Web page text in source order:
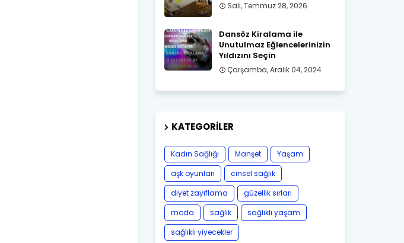
Salı, Temmuz 28, 2026
Dansöz Kiralama ile
Unutulmaz Eğlencelerinizin
Yıldızını Seçin
Çarşamba, Aralık 04, 2024
KATEGORILER
Kadın Sağlığı Manşet
Yaşam
aşk oyunları
cinsel sağlık
diyet zayıflama
güzellik sırları
moda
sağlık
sağlıklı yaşam
sağlıklı yiyecekler